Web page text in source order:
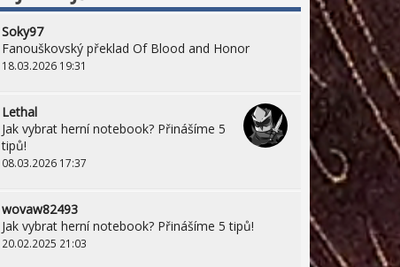
Soky97
Fanouškovský překlad Of Blood and Honor
18.03.2026 19:31
Lethal
Jak vybrat herní notebook? Přinášíme 5
tipů!
08.03.2026 17:37
wovaw82493
Jak vybrat herní notebook? Přinášíme 5 tipů!
20.02.2025 21:03